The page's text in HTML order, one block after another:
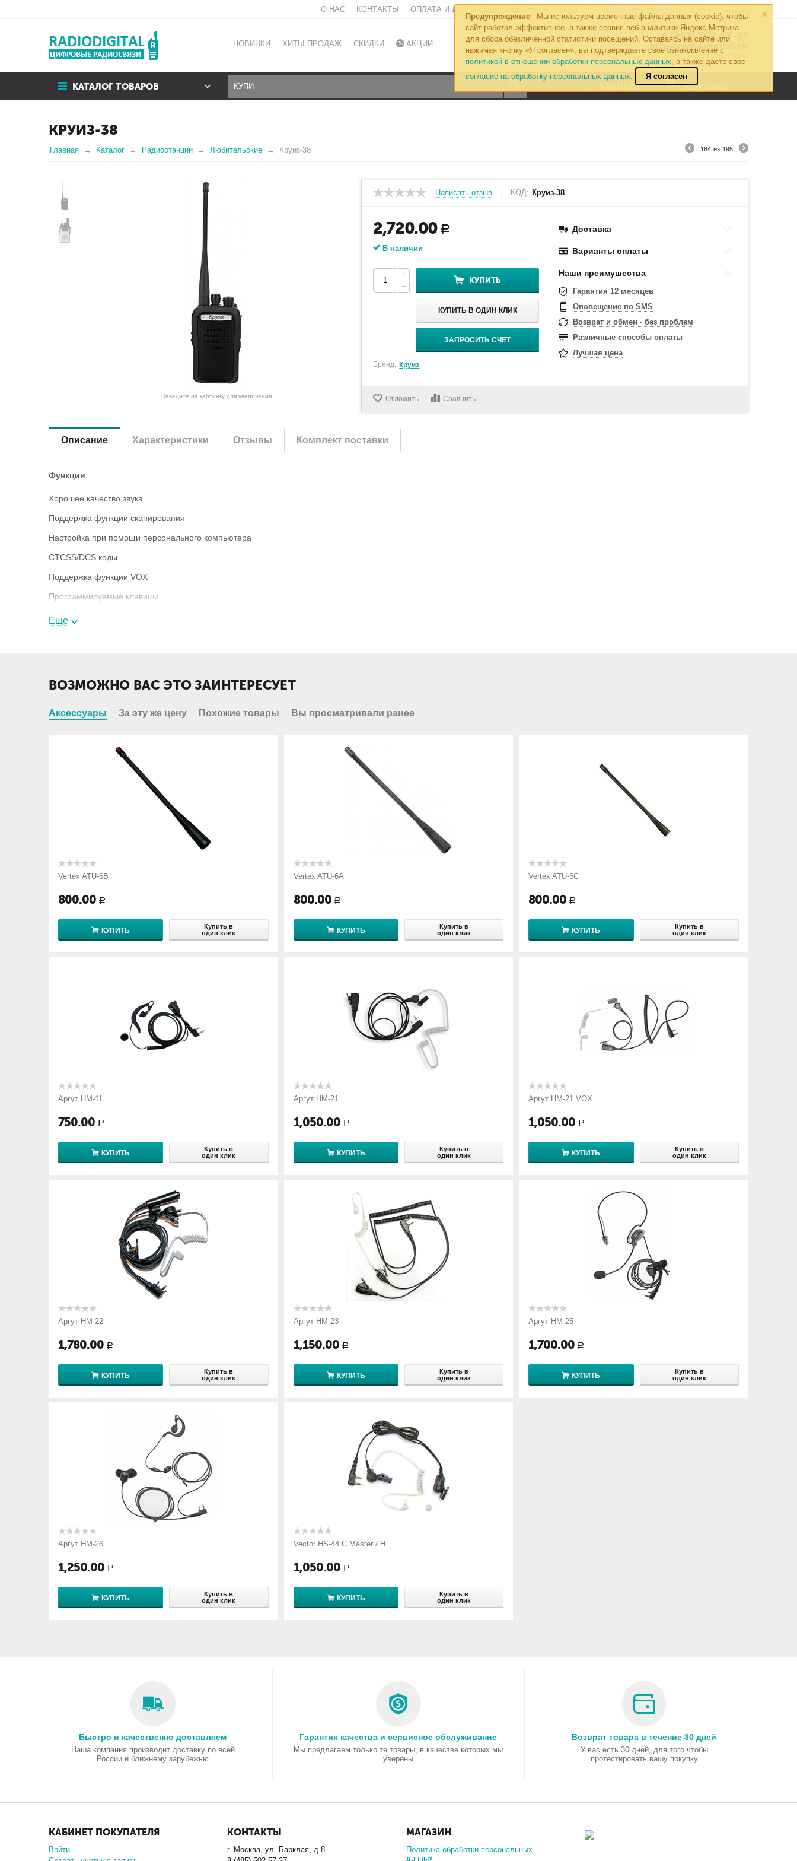
×
Предупреждение
Мы используем временные файлы данных (cookie), чтобы
сайт работал эффективнее, а также сервис веб-аналитики Яндекс.Метрика
для сбора обезличенной статистики посещений. Оставаясь на сайте или
нажимая кнопку «Я согласен», вы подтверждаете свое ознакомление с
политикой в отношении обработки персональных данных, а также даете свое
согласие на обработку персональных данных.
Я согласен
О НАС КОНТАКТЫ ОПЛАТА И ДОСТАВКА
НОВИНКИ ХИТЫ ПРОДАЖ СКИДКИ АКЦИИ
8 (495) 502-57-27
info@radiodigital.ru
Контакты Перезвонить
КАТАЛОГ ТОВАРОВ
0
КОРЗИНА
КАБИНЕТ
КРУИЗ-38
Главная Каталог Радиостанции Любительские Круиз-38 184 из 195
Наведите на картинку для увеличения
Написать отзыв КОД: Круиз-38
2,720.00 Р
В наличии
+
−
КУПИТЬ
КУПИТЬ В ОДИН КЛИК
ЗАПРОСИТЬ СЧЁТ
Бренд: Круиз
Доставка
Варианты оплаты
Наши преимушества
Гарантия 12 месяцев
Оповещение по SMS
Возврат и обмен - без проблем
Различные способы оплаты
Лучшая цена
Отложить Сравнить
Описание Характеристики Отзывы Комплект поставки
Функции
Хорошее качество звука
Поддержка функции сканирования
Настройка при помощи персонального компьютера
CTCSS/DCS коды
Поддержка функции VOX
Программируемые клавиши
Зарядное устройство
Клипса
Еще
ВОЗМОЖНО ВАС ЭТО ЗАИНТЕРЕСУЕТ
Аксессуары За эту же цену Похожие товары Вы просматривали ранее
Vertex ATU-6B
800.00 Р
КУПИТЬ
Купить в
один клик
Vertex ATU-6A
800.00 Р
КУПИТЬ
Купить в
один клик
Vertex ATU-6C
800.00 Р
КУПИТЬ
Купить в
один клик
Аргут HM-11
750.00 Р
КУПИТЬ
Купить в
один клик
Аргут HM-21
1,050.00 Р
КУПИТЬ
Купить в
один клик
Аргут HM-21 VOX
1,050.00 Р
КУПИТЬ
Купить в
один клик
Аргут HM-22
1,780.00 Р
КУПИТЬ
Купить в
один клик
Аргут HM-23
1,150.00 Р
КУПИТЬ
Купить в
один клик
Аргут HM-25
1,700.00 Р
КУПИТЬ
Купить в
один клик
Аргут HM-26
1,250.00 Р
КУПИТЬ
Купить в
один клик
Vector HS-44 С Master / H
1,050.00 Р
КУПИТЬ
Купить в
один клик
Быстро и качественно доставляем
Наша компания производит доставку по всей
России и ближнему зарубежью
Гарантия качества и сервисное обслуживание
Мы предлагаем только те товары, в качестве которых мы
уверены
Возврат товара в течение 30 дней
У вас есть 30 дней, для того чтобы
протестировать вашу покупку
КАБИНЕТ ПОКУПАТЕЛЯ
Войти
КОНТАКТЫ
г. Москва, ул. Барклая, д.8
МАГАЗИН
Политика обработки персональных
данных